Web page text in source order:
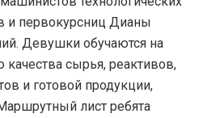
и первокурсниц Дианы
Девушки обучаются на
качества сырья, реактивов,
и готовой продукции,
лист ребята